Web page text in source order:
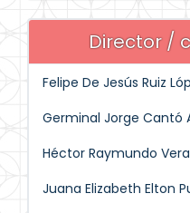
Director /
Felipe De Jesús Ruiz
Germinal Jorge Cantó
Héctor Raymundo
Juana Elizabeth Elton